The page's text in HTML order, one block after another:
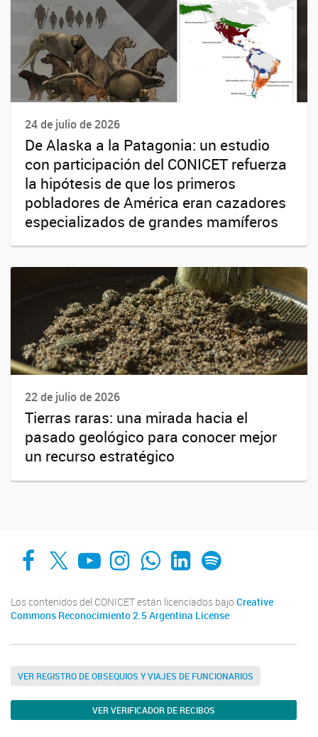
24 de julio de 2026
De Alaska a la Patagonia: un estudio
con participación del CONICET refuerza
la hipótesis de que los primeros
pobladores de América eran cazadores
especializados de grandes mamíferos
22 de julio de 2026
Tierras raras: una mirada hacia el
pasado geológico para conocer mejor
un recurso estratégico
Facebook
X YouTube
Instagram
Whats AppLinkedIn
Spotify
Los contenidos del CONICET están licenciados bajo Creative
Commons Reconocimiento 2.5 Argentina License
VER REGISTRO DE OBSEQUIOS Y VIAJES DE FUNCIONARIOS
VER VERIFICADOR DE RECIBOS